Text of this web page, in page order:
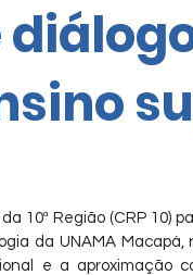
10ª Região (CRP 10)
da UNAMA Macapá,
e a aproximação